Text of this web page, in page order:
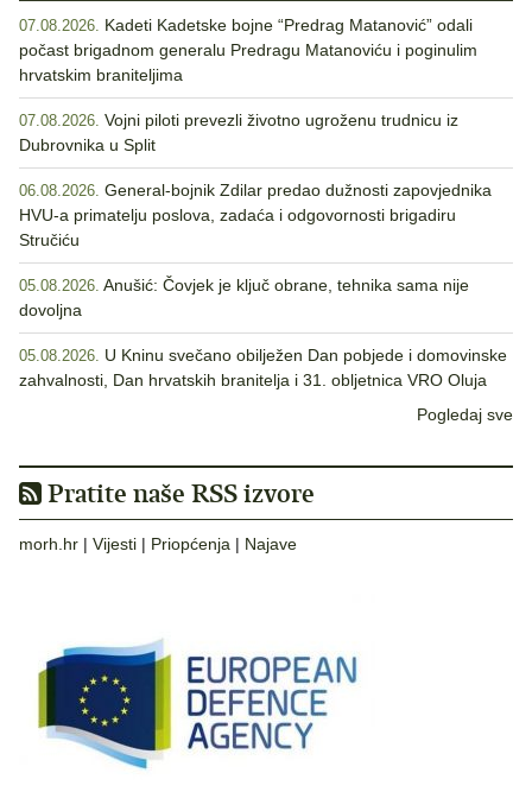
07.08.2026. Kadeti Kadetske bojne “Predrag Matanović” odali
počast brigadnom generalu Predragu Matanoviću i poginulim
hrvatskim braniteljima
07.08.2026. Vojni piloti prevezli životno ugroženu trudnicu iz
Dubrovnika u Split
06.08.2026. General-bojnik Zdilar predao dužnosti zapovjednika
HVU-a primatelju poslova, zadaća i odgovornosti brigadiru
Stručiću
05.08.2026. Anušić: Čovjek je ključ obrane, tehnika sama nije
dovoljna
05.08.2026. U Kninu svečano obilježen Dan pobjede i domovinske
zahvalnosti, Dan hrvatskih branitelja i 31. obljetnica VRO Oluja
Pogledaj sve
Pratite naše RSS izvore
morh.hr | Vijesti | Priopćenja | Najave